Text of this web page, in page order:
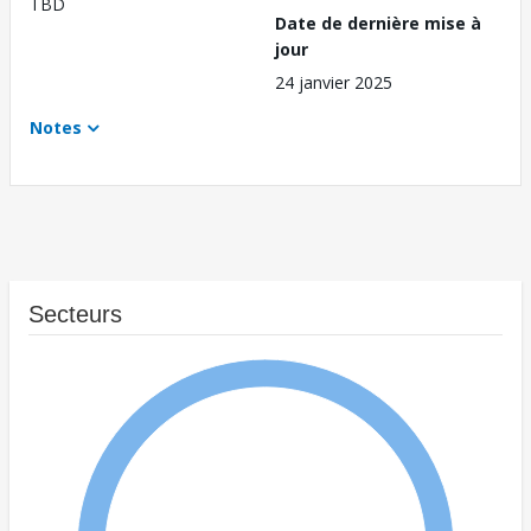
TBD
Date de dernière mise à
jour
24 janvier 2025
Notes
Secteurs